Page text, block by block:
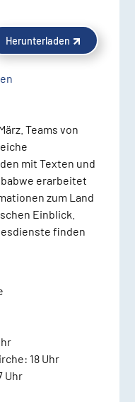
Herunterladen
Teams von
mit Texten und
erarbeitet
zum Land
Einblick.
finden
18 Uhr
Uhr